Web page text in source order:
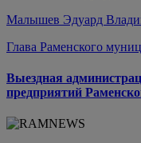
Малышев Эдуард
Глава Раменского
Выездная
предприятий